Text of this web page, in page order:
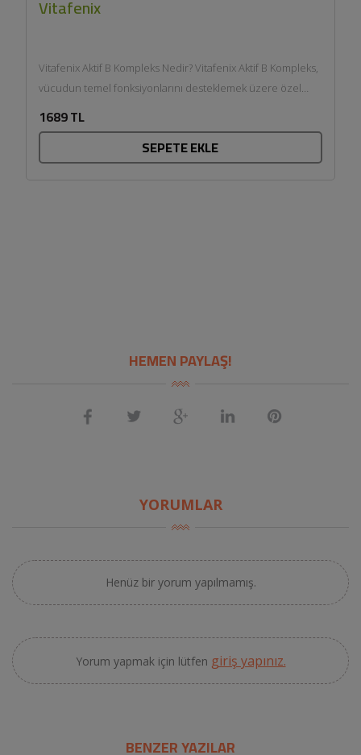
Vitafenix
Vitafenix Aktif B Kompleks Nedir? Vitafenix Aktif B Kompleks,
vücudun temel fonksiyonlarını desteklemek üzere özel
1689 TL
SEPETE EKLE
HEMEN PAYLAŞ!
YORUMLAR
Henüz bir yorum yapılmamış.
Yorum yapmak için lütfen giriş yapınız.
BENZER YAZILAR